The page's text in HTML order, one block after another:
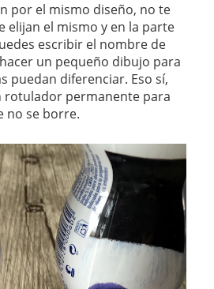
por el mismo diseño, no te
elijan el mismo y en la parte
escribir el nombre de
un pequeño dibujo para
puedan diferenciar. Eso sí,
rotulador permanente para
no se borre.